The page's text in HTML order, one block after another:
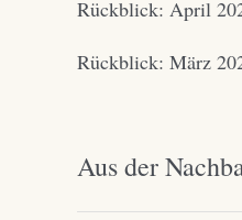
Rückblick: April
Rückblick: März
Aus der